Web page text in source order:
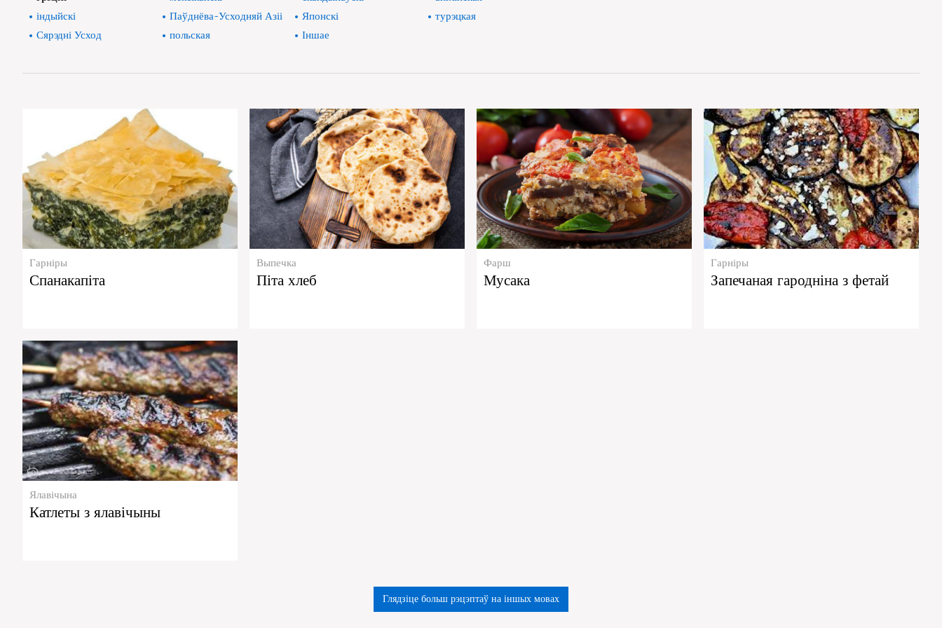
індыйскі
Паўднёва-Усходняй Азіі Японскі
турэцкая
Сярэдні Усход
польская Іншае
Гарніры
Спанакапіта
Выпечка
Піта хлеб
Фарш
Мусака
Гарніры
Запечаная гародніна з фетай
Ялавічына
Катлеты з ялавічыны
Глядзіце больш рэцэптаў на іншых мовах